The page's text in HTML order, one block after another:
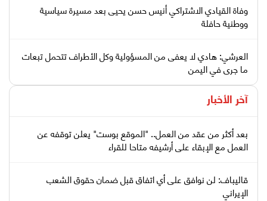
وفاة القيادي الاشتراكي أنيس حسن يحيى بعد مسيرة سياسية
ووطنية حافلة
العرشي: هادي لا يعفى من المسؤولية وكل الأطراف تتحمل تبعات
ما جرى في اليمن
آخر الأخبار
بعد أكثر من عقد من العمل.. "الموقع بوست" يعلن توقفه عن
العمل مع الإبقاء على أرشيفه متاحا للقراء
قاليباف: لن نوافق على أي اتفاق قبل ضمان حقوق الشعب
الإيراني